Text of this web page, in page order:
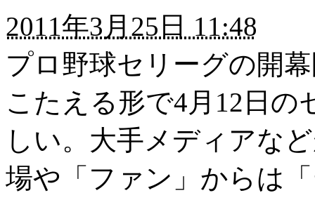
2011年3月25日 11:48
プロ野球セリーグの開
こたえる形で4月12日の
しい。大手メディアな
場や「ファン」からは